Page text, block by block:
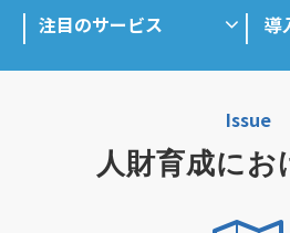
注目のサービス
導
Issue
人財育成にお